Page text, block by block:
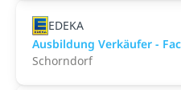
EDEKA
Ausbildung Verkäufer -
Schorndorf